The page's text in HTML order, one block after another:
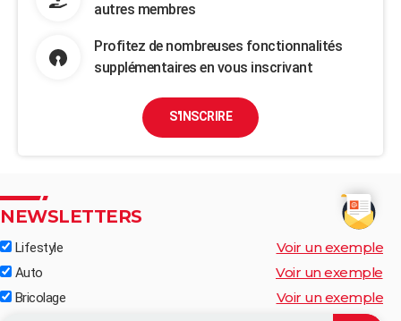
autres membres
Profitez de nombreuses fonctionnalités
supplémentaires en vous inscrivant
S'INSCRIRE
NEWSLETTERS
Lifestyle Voir un exemple
Auto Voir un exemple
Bricolage Voir un exemple